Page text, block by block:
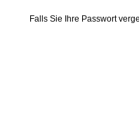
Falls Sie Ihre Passwort